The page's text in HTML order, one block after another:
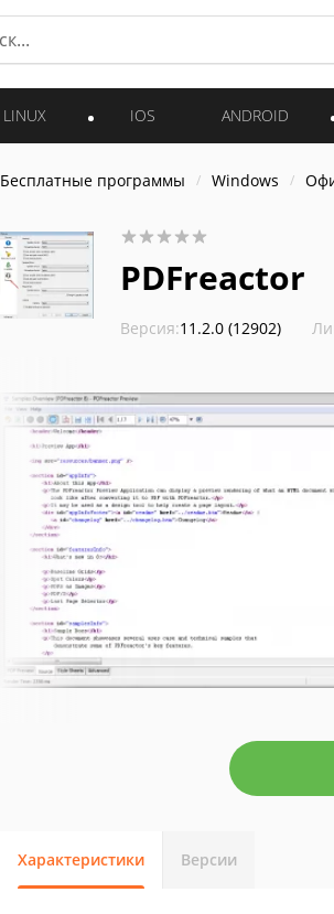
LINUX IOS ANDROID
Бесплатные программы Windows
PDFreactor
Версия:11.2.0 (12902)
Характеристики Версии